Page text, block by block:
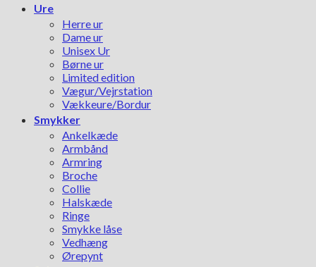
Ure
Herre ur
Dame ur
Unisex Ur
Børne ur
Limited edition
Vægur/Vejrstation
Vækkeure/Bordur
Smykker
Ankelkæde
Armbånd
Armring
Broche
Collie
Halskæde
Ringe
Smykke låse
Vedhæng
Ørepynt